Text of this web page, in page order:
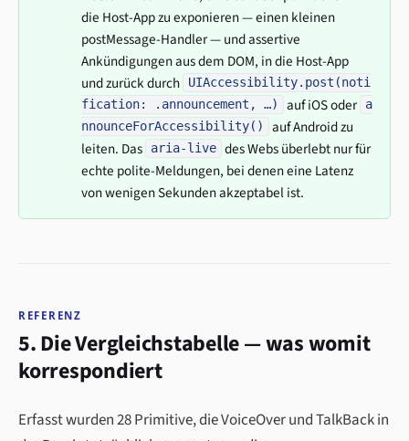
die Host-App zu exponieren — einen kleinen
postMessage-Handler — und assertive
Ankündigungen aus dem DOM, in die Host-App
und zurück durch
UIAccessibility.post(noti
fication: .announcement, …)
auf iOS oder a
nnounceForAccessibility()
auf Android zu
leiten. Das
aria-live des Webs überlebt nur für
echte polite-Meldungen, bei denen eine Latenz
von wenigen Sekunden akzeptabel ist.
REFERENZ
5. Die Vergleichstabelle — was womit
korrespondiert
Erfasst wurden 28 Primitive, die VoiceOver und TalkBack in